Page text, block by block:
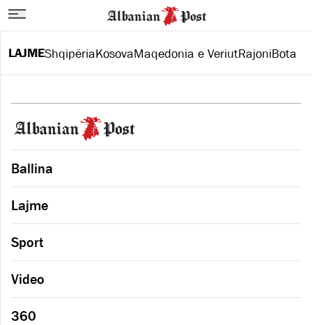
LAJMEShqipëriaKosovaMaqedonia e VeriutRajoniBota
Ballina
Lajme
Sport
Video
360